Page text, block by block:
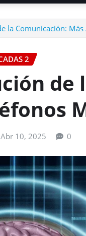
la Comunicación:
2
de
Abr 10, 2025 0